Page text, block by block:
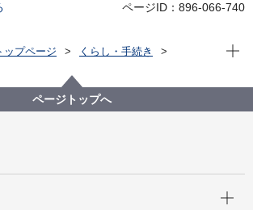
ページID：896-066-740
ップページ
くらし・手続き
源の分け方・出し方
源の収集曜日
港南区の収集曜日
収集曜日 あ～お・か～こ
現在
ページトップへ